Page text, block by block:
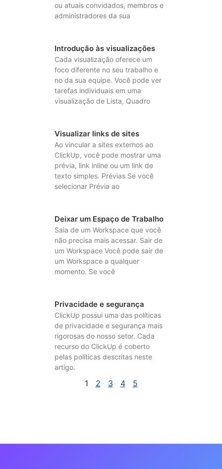
ou atuais convidados, membros e
administradores da sua
Introdução às visualizações
Cada visualização oferece um
foco diferente no seu trabalho e
no da sua equipe. Você pode ver
tarefas individuais em uma
visualização de Lista, Quadro
Visualizar links de sites
Ao vincular a sites externos ao
ClickUp, você pode mostrar uma
prévia, link inline ou um link de
texto simples. Prévias Se você
selecionar Prévia ao
Deixar um Espaço de Trabalho
Saia de um Workspace que você
não precisa mais acessar. Sair de
um Workspace Você pode sair de
um Workspace a qualquer
momento. Se você
Privacidade e segurança
ClickUp possui uma das políticas
de privacidade e segurança mais
rigorosas do nosso setor. Cada
recurso do ClickUp é coberto
pelas políticas descritas neste
artigo.
1 2 3 4 5